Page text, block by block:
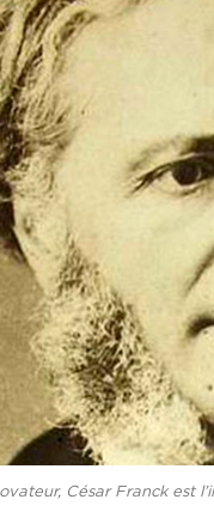
César Franck est